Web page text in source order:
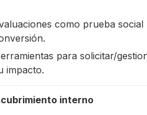
como prueba
para solicitar/
impacto.
interno